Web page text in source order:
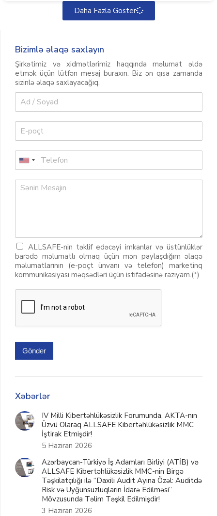
Daha Fazla Göster
Bizimlə əlaqə saxlayın
Şirkətimiz və xidmətlərimiz haqqında məlumat əldə
etmək üçün lütfən mesaj buraxın. Biz ən qısa zamanda
sizinlə əlaqə saxlayacağıq.
ALLSAFE-nin təklif edəcəyi imkanlar və üstünlüklər
barədə məlumatlı olmaq üçün mən paylaşdığım əlaqə
məlumatlarının (e-poçt ünvanı və telefon) marketinq
kommunikasiyası məqsədləri üçün istifadəsinə razıyam.(*)
Gönder
Xəbərlər
IV Milli Kibertəhlükəsizlik Forumunda, AKTA-nın
Üzvü Olaraq ALLSAFE Kibertəhlükəsizlik MMC
İştirak Etmişdir!
5 Haziran 2026
Azərbaycan-Türkiyə İş Adamları Birliyi (ATİB) və
ALLSAFE Kibertəhlükəsizlik MMC-nin Birgə
Təşkilatçılığı ilə “Daxili Audit Ayına Özəl: Auditdə
Risk və Uyğunsuzluqların İdarə Edilməsi”
Mövzusunda Təlim Təşkil Edilmişdir!
3 Haziran 2026